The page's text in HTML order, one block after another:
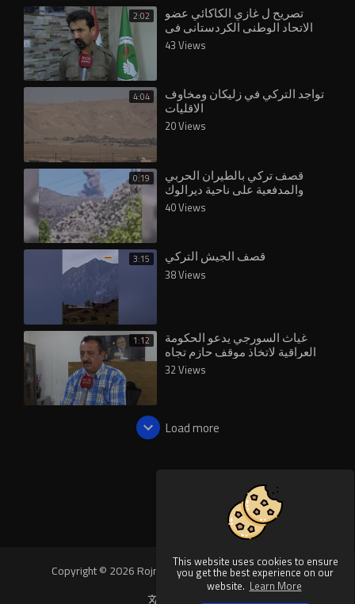
This website uses cookies to ensure
you get the best experience on our
website. Learn More
2:02 تصريح ل غازي الكاكائي عضو
الاتحاد الوطني الكردستاني في
الموصل حول التواجد التركي
43 Views
4:04 تواجد التركي في زليكان ومخاوف
الاقليات
20 Views
0:19 قصف تركي بالطيران الحربي
والمدفعية على ناحية ديرالوك
40 Views
3:15 قصف الجيش التركي
38 Views
1:12 غياث السورجي يدعو الحكومة
العراقية لاتخاذ موقف حازم تجاه
التواجد التركي في البلاد
32 Views
Load more
Copyright © 2026 Rojnews Video. All rights reserved.
Language